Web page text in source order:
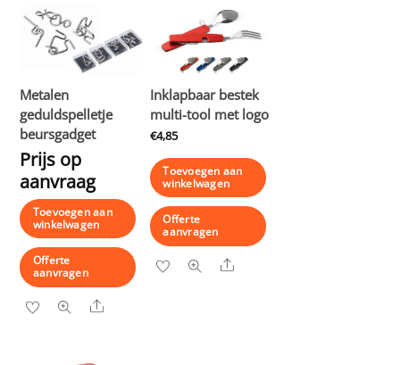
Metalen
geduldspelletje
beursgadget
Prijs op
aanvraag
Toevoegen aan
winkelwagen
Offerte
aanvragen
Share
Inklapbaar bestek
multi-tool met logo
€4,85
Toevoegen aan
winkelwagen
Offerte
aanvragen
Share